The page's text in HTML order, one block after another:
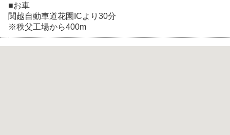
■お車
関越自動車道花園ICより30分
※秩父工場から400m